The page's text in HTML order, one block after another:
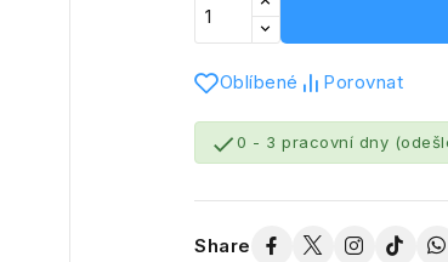
Oblíbené Porovnat
0 - 3 pracovní dny
Share